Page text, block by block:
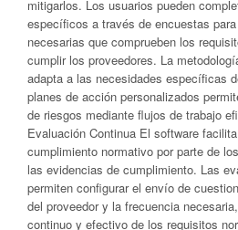
mitigarlos. Los usuarios pueden
específicos a través de encuestas
necesarias que comprueben los
cumplir los proveedores. La
adapta a las necesidades específicas
planes de acción personalizados
de riesgos mediante flujos de trabajo
Evaluación Continua El software
cumplimiento normativo por parte de
las evidencias de cumplimiento. Las
permiten configurar el envío de
del proveedor y la frecuencia
continuo y efectivo de los requisitos